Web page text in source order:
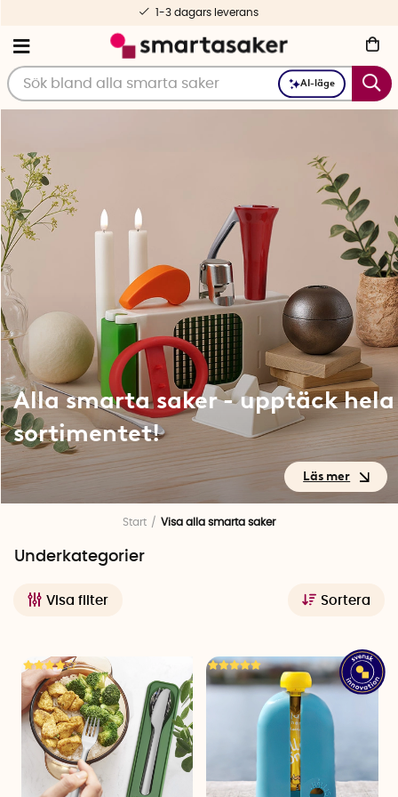
AI-läge
Fri frakt fr. 499 kr
Alla smarta saker - upptäck hela
sortimentet!
Alla smarta saker - upptäck
hela sortimentet!
Välkommen till en kategori fylld med alla våra innovativa och
brett sortiment av produkter som kombinerar funktionalitet,
kreativitet och design. Vare sig du letar efter ett hjälpmedel
för hemmet, trädgården eller något personligt, finns det
garanterat något som passar just dina behov. Använd gärna
sorteringsfunktionen för att sortera efter våra mest populära
produkter eller välj lägst alternativt högsta pris för att se alla
produkter i prisordning.
Start Visa alla smarta saker
Visa filter Sortera
Underkategorier